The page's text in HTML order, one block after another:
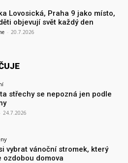
Lovosická, Praha 9 jako místo,
objevují svět každý den
- 20.7.2026
střechy se nepozná jen podle
- 24.7.2026
vybrat vánoční stromek, který
ozdobou domova